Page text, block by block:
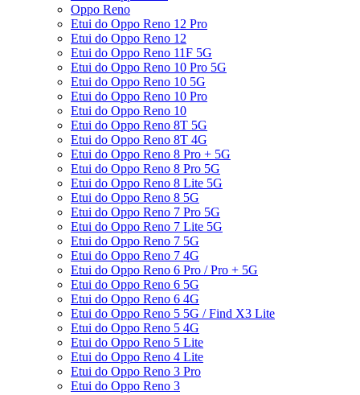
Oppo Reno
Etui do Oppo Reno 12 Pro
Etui do Oppo Reno 12
Etui do Oppo Reno 11F 5G
Etui do Oppo Reno 10 Pro 5G
Etui do Oppo Reno 10 5G
Etui do Oppo Reno 10 Pro
Etui do Oppo Reno 10
Etui do Oppo Reno 8T 5G
Etui do Oppo Reno 8T 4G
Etui do Oppo Reno 8 Pro + 5G
Etui do Oppo Reno 8 Pro 5G
Etui do Oppo Reno 8 Lite 5G
Etui do Oppo Reno 8 5G
Etui do Oppo Reno 7 Pro 5G
Etui do Oppo Reno 7 Lite 5G
Etui do Oppo Reno 7 5G
Etui do Oppo Reno 7 4G
Etui do Oppo Reno 6 Pro / Pro + 5G
Etui do Oppo Reno 6 5G
Etui do Oppo Reno 6 4G
Etui do Oppo Reno 5 5G / Find X3 Lite
Etui do Oppo Reno 5 4G
Etui do Oppo Reno 5 Lite
Etui do Oppo Reno 4 Lite
Etui do Oppo Reno 3 Pro
Etui do Oppo Reno 3